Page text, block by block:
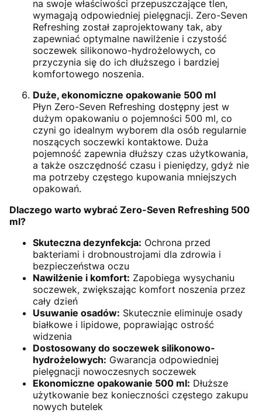
na swoje właściwości przepuszczające tlen,
wymagają odpowiedniej pielęgnacji. Zero-Seven
Refreshing został zaprojektowany tak, aby
zapewniać optymalne nawilżenie i czystość
soczewek silikonowo-hydrożelowych, co
przyczynia się do ich dłuższego i bardziej
komfortowego noszenia.
Duże, ekonomiczne opakowanie 500 ml
Płyn Zero-Seven Refreshing dostępny jest w
dużym opakowaniu o pojemności 500 ml, co
czyni go idealnym wyborem dla osób regularnie
noszących soczewki kontaktowe. Duża
pojemność zapewnia dłuższy czas użytkowania,
a także oszczędność czasu i pieniędzy, gdyż nie
ma potrzeby częstego kupowania mniejszych
opakowań.
Dlaczego warto wybrać Zero-Seven Refreshing 500
ml?
Skuteczna dezynfekcja: Ochrona przed
bakteriami i drobnoustrojami dla zdrowia i
bezpieczeństwa oczu
Nawilżenie i komfort: Zapobiega wysychaniu
soczewek, zwiększając komfort noszenia przez
cały dzień
Usuwanie osadów: Skutecznie eliminuje osady
białkowe i lipidowe, poprawiając ostrość
widzenia
Dostosowany do soczewek silikonowo-
hydrożelowych: Gwarancja odpowiedniej
pielęgnacji nowoczesnych soczewek
Ekonomiczne opakowanie 500 ml: Dłuższe
użytkowanie bez konieczności częstego zakupu
nowych butelek